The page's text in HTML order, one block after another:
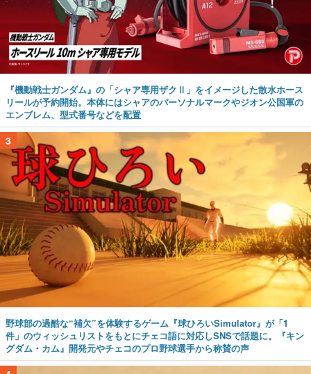
『機動戦士ガンダム』の「シャア専用ザクⅡ」をイメージした散水ホース
リールが予約開始。本体にはシャアのパーソナルマークやジオン公国軍の
エンブレム、型式番号などを配置
3
野球部の過酷な“補欠”を体験するゲーム『球ひろいSimulator』が「1
件」のウィッシュリストをもとにチェコ語に対応しSNSで話題に。『キン
グダム・カム』開発元やチェコのプロ野球選手から称賛の声